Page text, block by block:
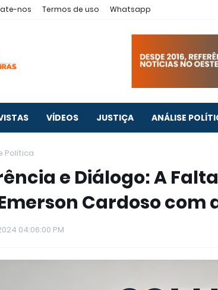
nos Termos de uso Whatsapp
VÍDEOS JUSTIÇA ANÁLISE
Política
e Diálogo: A
Cardoso com
04:06:00 PM